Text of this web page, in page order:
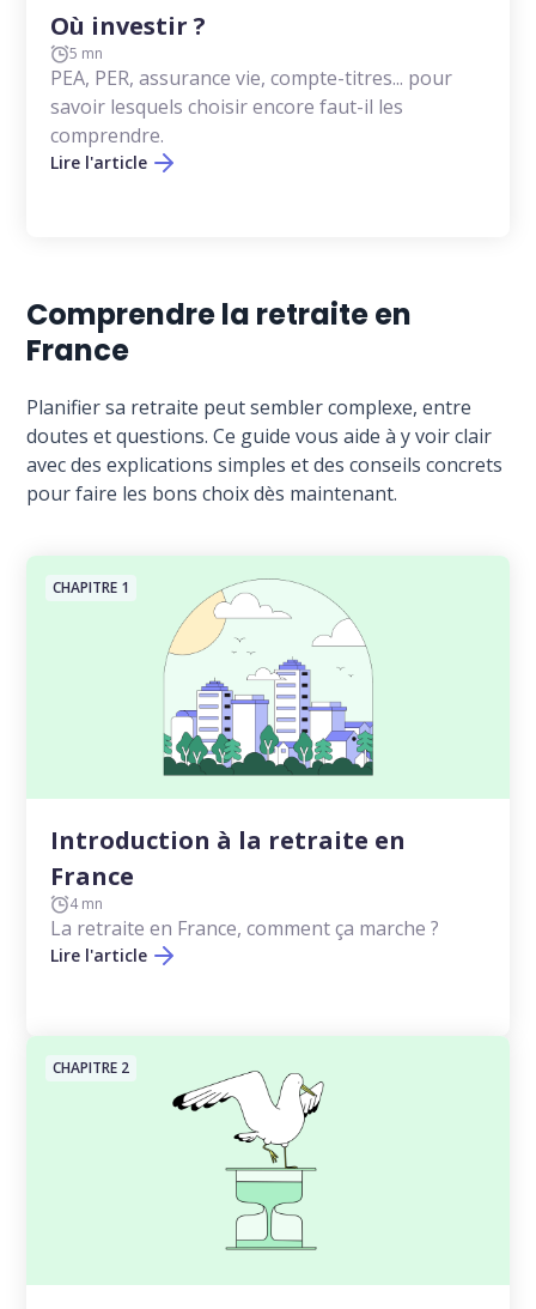
Où investir ?
5 mn
PEA, PER, assurance vie, compte-titres... pour
savoir lesquels choisir encore faut-il les
comprendre.
Lire l'article
Comprendre la retraite en
France
Planifier sa retraite peut sembler complexe, entre
doutes et questions. Ce guide vous aide à y voir clair
avec des explications simples et des conseils concrets
pour faire les bons choix dès maintenant.
CHAPITRE 1
Introduction à la retraite en
France
4 mn
La retraite en France, comment ça marche ?
Lire l'article
CHAPITRE 2